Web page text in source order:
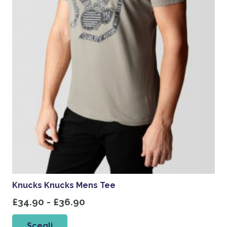
Knucks Knucks Mens Tee
£34.90 - £36.90